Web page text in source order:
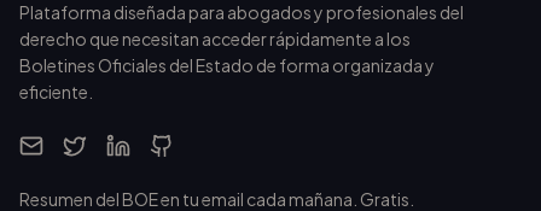
Plataforma diseñada para abogados y profesionales del
derecho que necesitan acceder rápidamente a los
Boletines Oficiales del Estado de forma organizada y
eficiente.
Resumen del BOE en tu email cada mañana. Gratis.